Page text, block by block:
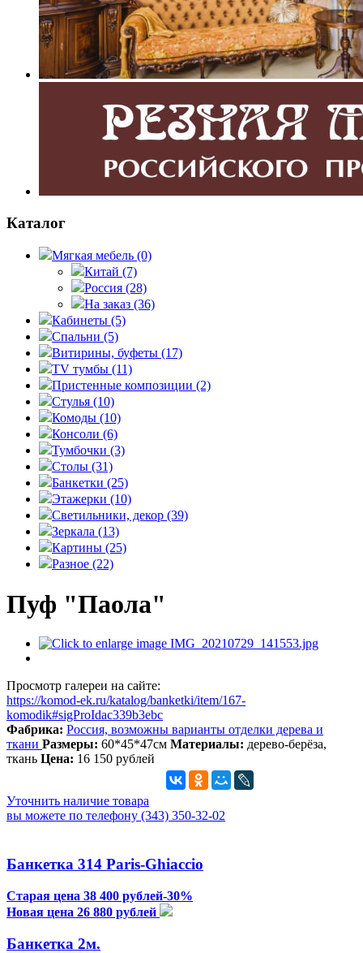
Каталог
Мягкая мебель (0)
Китай (7)
Россия (28)
На заказ (36)
Кабинеты (5)
Спальни (5)
Витирины, буфеты (17)
TV тумбы (11)
Пристенные композиции (2)
Стулья (10)
Комоды (10)
Консоли (6)
Тумбочки (3)
Столы (31)
Банкетки (25)
Этажерки (10)
Светильники, декор (39)
Зеркала (13)
Картины (25)
Разное (22)
Пуф "Паола"
Просмотр галереи на сайте:
https://komod-ek.ru/katalog/banketki/item/167-
komodik#sigProIdac339b3ebc
Фабрика: Россия, возможны варианты отделки дерева и
ткани Размеры: 60*45*47см Материалы: дерево-берёза,
ткань Цена: 16 150 рублей
Уточнить наличие товара
вы можете по телефону (343) 350-32-02
Банкетка 314 Paris-Ghiaccio
Старая цена 38 400 рублей-30%
Новая цена 26 880 рублей
Банкетка 2м.